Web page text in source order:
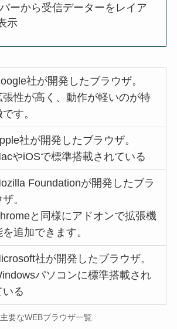
ーから受信データーをレイア
示
社が開発したブラウザ。
張性が高く、動作が軽いのが特
す。
社が開発したブラウザ。
やiOSで標準搭載されている
Foundationが開発したブラ
。
と同様にアドオンで拡張機
を追加できます。
社が開発したブラウザ。
パソコンに標準搭載され
いる
主要なWEBブラウザ一覧